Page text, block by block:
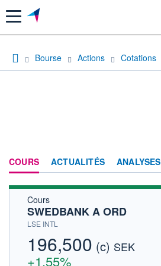
Menu
Bourse Actions Cotations
COURS ACTUALITÉS ANALYSES
Cours
SWEDBANK A ORD
LSE INTL
196,500 (c) SEK
+1,55%